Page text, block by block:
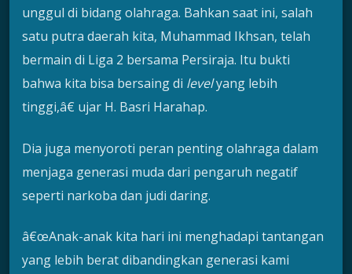
unggul di bidang olahraga. Bahkan saat ini, salah
satu putra daerah kita, Muhammad Ikhsan, telah
bermain di Liga 2 bersama Persiraja. Itu bukti
bahwa kita bisa bersaing di levelyang lebih
tinggi,â€ ujar H. Basri Harahap.
Dia juga menyoroti peran penting olahraga dalam
menjaga generasi muda dari pengaruh negatif
seperti narkoba dan judi daring.
â€œAnak-anak kita hari ini menghadapi tantangan
yang lebih berat dibandingkan generasi kami